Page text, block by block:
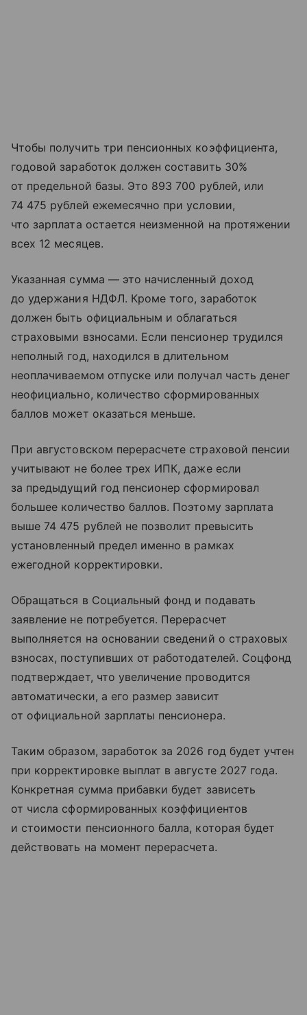
Чтобы получить три пенсионных коэффициента,
годовой заработок должен составить 30%
от предельной базы. Это 893 700 рублей, или
74 475 рублей ежемесячно при условии,
что зарплата остается неизменной на протяжении
всех 12 месяцев.
Указанная сумма — это начисленный доход
до удержания НДФЛ. Кроме того, заработок
должен быть официальным и облагаться
страховыми взносами. Если пенсионер трудился
неполный год, находился в длительном
неоплачиваемом отпуске или получал часть денег
неофициально, количество сформированных
баллов может оказаться меньше.
При августовском перерасчете страховой пенсии
учитывают не более трех ИПК, даже если
за предыдущий год пенсионер сформировал
большее количество баллов. Поэтому зарплата
выше 74 475 рублей не позволит превысить
установленный предел именно в рамках
ежегодной корректировки.
Обращаться в Социальный фонд и подавать
заявление не потребуется. Перерасчет
выполняется на основании сведений о страховых
взносах, поступивших от работодателей. Соцфонд
подтверждает, что увеличение проводится
автоматически, а его размер зависит
от официальной зарплаты пенсионера.
Таким образом, заработок за 2026 год будет учтен
при корректировке выплат в августе 2027 года.
Конкретная сумма прибавки будет зависеть
от числа сформированных коэффициентов
и стоимости пенсионного балла, которая будет
действовать на момент перерасчета.